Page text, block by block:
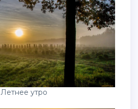
Летнее утро